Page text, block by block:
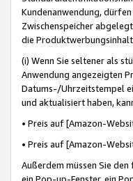
Kundenanwendung,
Zwischenspeicher
die
(i) Wenn Sie seltener als
Anwendung angezeigten
Datums-/Uhrzeitstempel
und aktualisiert haben,
• Preis auf [Amazon-
• Preis auf [Amazon-
Außerdem müssen Sie
ein Pop-up-Fenster, ein